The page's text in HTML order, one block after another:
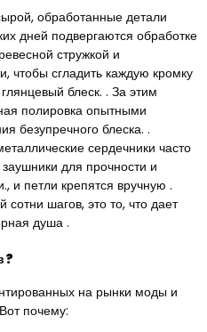
обработанные детали
дней подвергаются обработке
стружкой и
чтобы сгладить каждую кромку
блеск. . За этим
полировка опытными
безупречного блеска. .
сердечники часто
для прочности и
и петли крепятся вручную .
шагов, это то, что дает
душа .
на рынки моды и
почему: